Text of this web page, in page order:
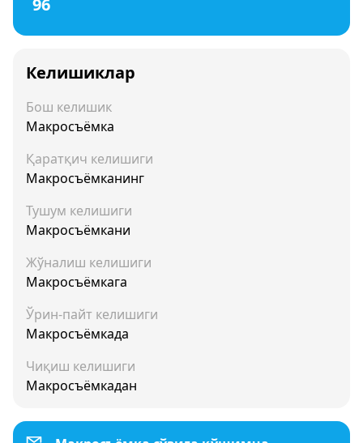
96
Келишиклар
Бош келишик
Макросъёмка
Қаратқич келишиги
Макросъёмканинг
Тушум келишиги
Макросъёмкани
Жўналиш келишиги
Макросъёмкага
Ўрин-пайт келишиги
Макросъёмкада
Чиқиш келишиги
Макросъёмкадан